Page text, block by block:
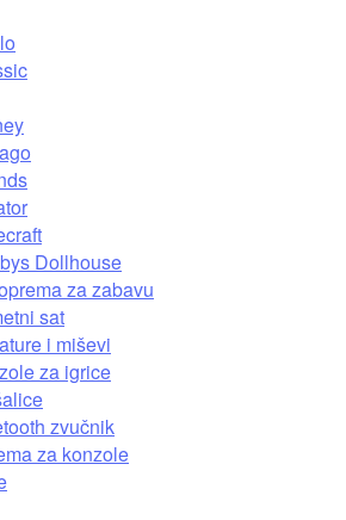
Dollhouse
za zabavu
sat
i miševi
za igrice
zvučnik
za konzole